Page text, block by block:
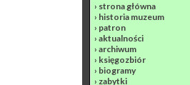
› strona główna
› historia muzeum
› patron
› aktualności
› archiwum
› księgozbiór
› biogramy
› zabytki